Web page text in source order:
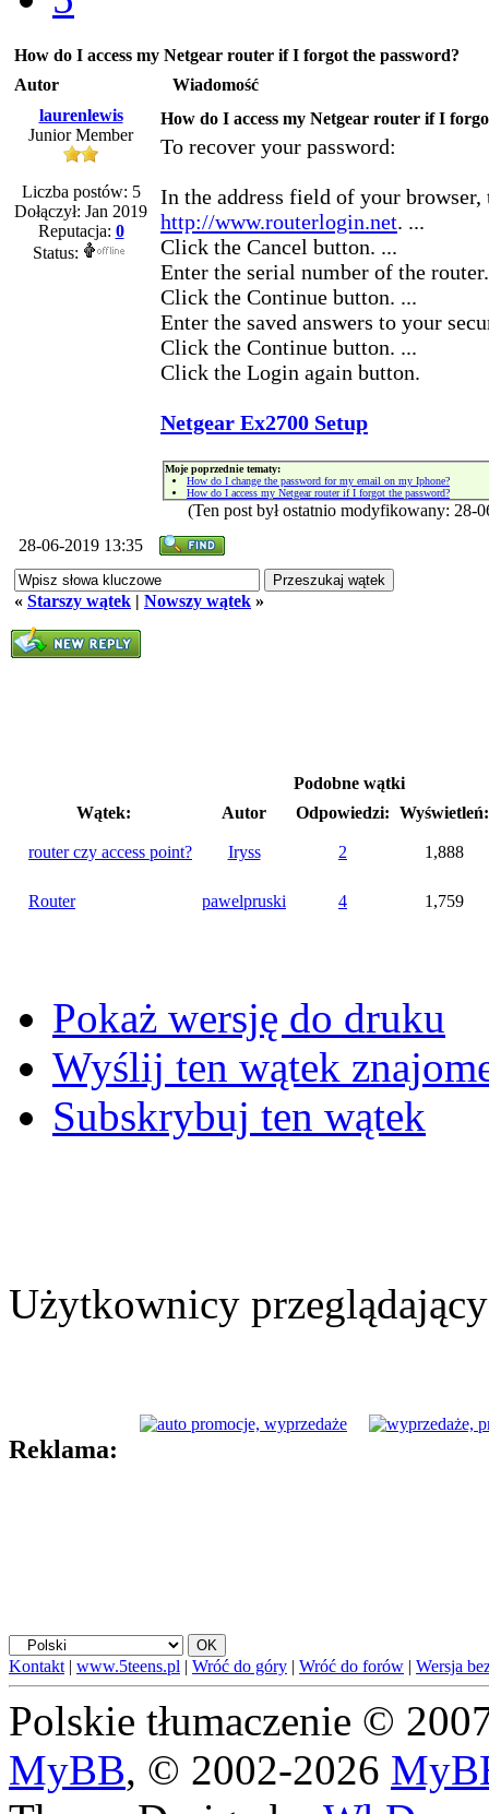
How do I access my Netgear router if I forgot the password?
Autor
Wiadomość
laurenlewis
Junior Member
Liczba postów: 5
Dołączył: Jan 2019
Reputacja: 0
Status:
How do I access my Netgear router if I
To recover your password:
In the address field of your browser,
http://www.routerlogin.net. ...
Click the Cancel button. ...
Enter the serial number of the router.
Click the Continue button. ...
Enter the saved answers to your
Click the Continue button. ...
Click the Login again button.
Netgear Ex2700 Setup
Moje poprzednie tematy:
How do I change the password for my email on my Iphone?
How do I access my Netgear router if I forgot the password?
(Ten post był ostatnio modyfikowany: 28-
28-06-2019 13:35
« Starszy wątek | Nowszy wątek »
Podobne wątki
Wątek:
Autor Odpowiedzi: Wyświetleń:
router czy access point? Iryss 2 1,888
Router pawelpruski 4 1,759
Pokaż wersję do druku
Wyślij ten wątek
Subskrybuj ten wątek
Użytkownicy
Reklama:
Kontakt | www.5teens.pl | Wróć do góry | Wróć do forów | Wersja
Polskie tłumaczenie ©
MyBB, © 2002-2026